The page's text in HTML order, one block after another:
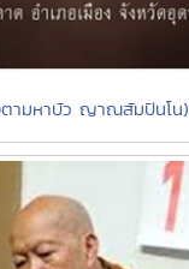
ามหาบัว ญาณสัมปันโน)